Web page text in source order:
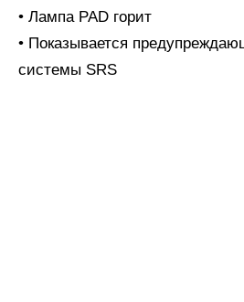
• Лампа PAD горит
• Показывается
системы SRS